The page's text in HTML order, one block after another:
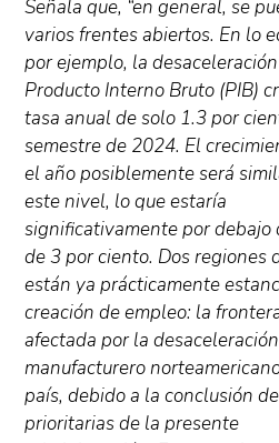
Señala que, “en general, se
varios frentes abiertos. En lo
por ejemplo, la
Producto Interno Bruto (PIB)
tasa anual de solo 1.3 por
semestre de 2024. El
el año posiblemente será
este nivel, lo que estaría
significativamente por debajo
de 3 por ciento. Dos regiones
están ya prácticamente
creación de empleo: la
afectada por la
manufacturero
país, debido a la conclusión
prioritarias de la presente